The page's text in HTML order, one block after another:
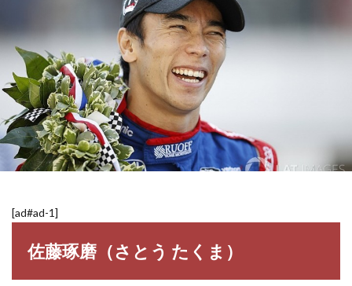
[ad#ad-1]
佐藤琢磨（さとう たくま）